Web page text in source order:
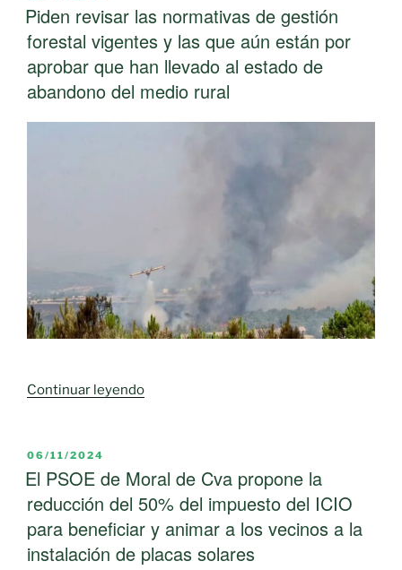
EL
Piden revisar las normativas de gestión
forestal vigentes y las que aún están por
aprobar que han llevado al estado de
abandono del medio rural
Continuar leyendo«Piden
de
gestión
vigentes
y
PUBLICADO
EL
06/11/2024
El PSOE de Moral de Cva propone la
reducción del 50% del impuesto del ICIO
para beneficiar y animar a los vecinos a la
instalación de placas solares